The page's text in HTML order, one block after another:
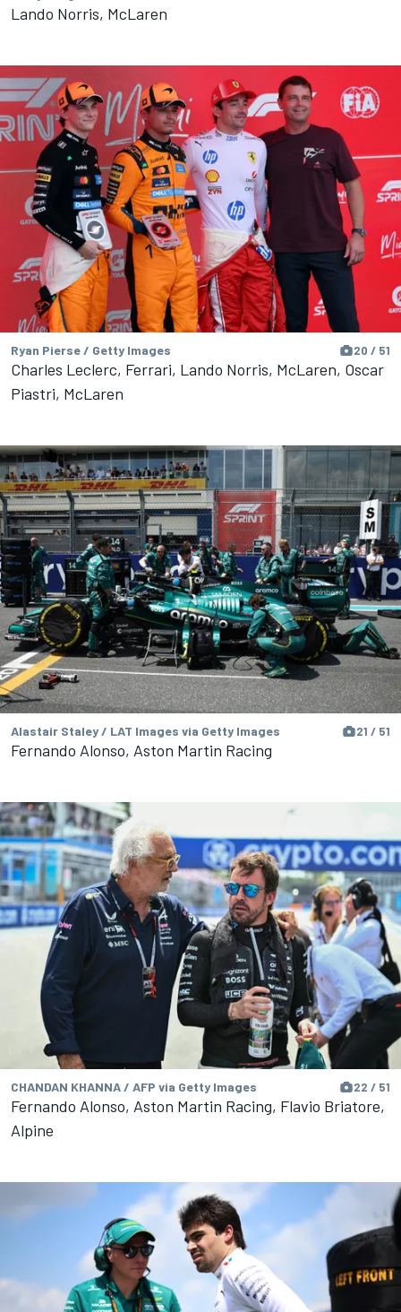
Lando Norris, McLaren
Ryan Pierse / Getty Images 20 / 51
Charles Leclerc, Ferrari, Lando Norris, McLaren, Oscar
Piastri, McLaren
Alastair Staley / LAT Images via Getty Images 21 / 51
Fernando Alonso, Aston Martin Racing
CHANDAN KHANNA / AFP via Getty Images 22 / 51
Fernando Alonso, Aston Martin Racing, Flavio Briatore,
Alpine